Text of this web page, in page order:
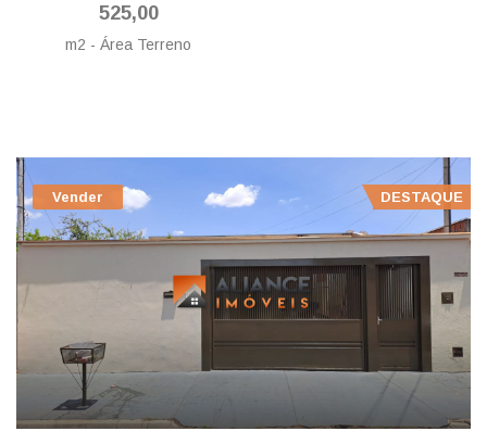
525,00
m2 - Área Terreno
Vender DESTAQUE